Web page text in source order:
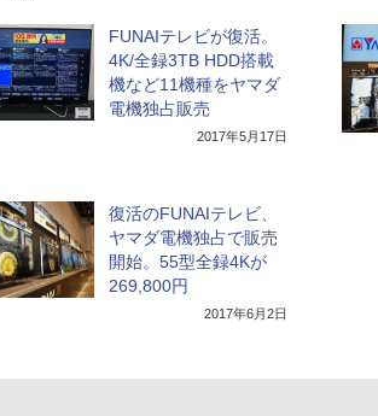
FUNAIテレビが復活。
4K/全録3TB HDD搭載
機など11機種をヤマダ
電機独占販売
2017年5月17日
復活のFUNAIテレビ、
ヤマダ電機独占で販売
開始。55型全録4Kが
269,800円
2017年6月2日